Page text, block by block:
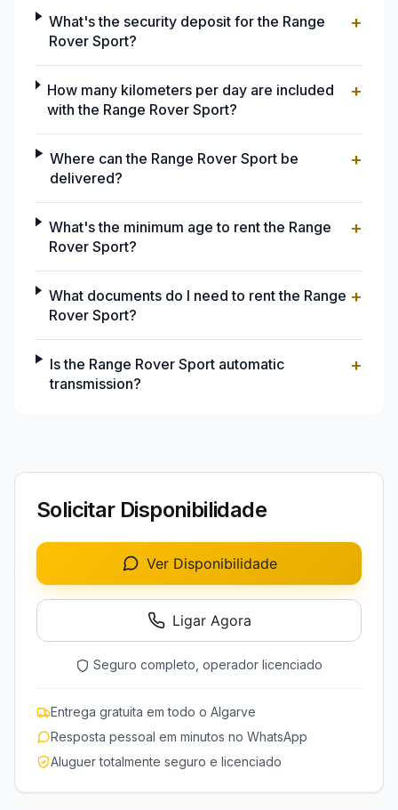
What's the security deposit for the Range
Rover Sport?
+
How many kilometers per day are included
with the Range Rover Sport?
+
Where can the Range Rover Sport be
delivered?
+
What's the minimum age to rent the Range
Rover Sport?
+
What documents do I need to rent the Range
Rover Sport?
+
Is the Range Rover Sport automatic
transmission?
+
Solicitar Disponibilidade
Ver Disponibilidade
Ligar Agora
Seguro completo, operador licenciado
Entrega gratuita em todo o Algarve
Resposta pessoal em minutos no WhatsApp
Aluguer totalmente seguro e licenciado